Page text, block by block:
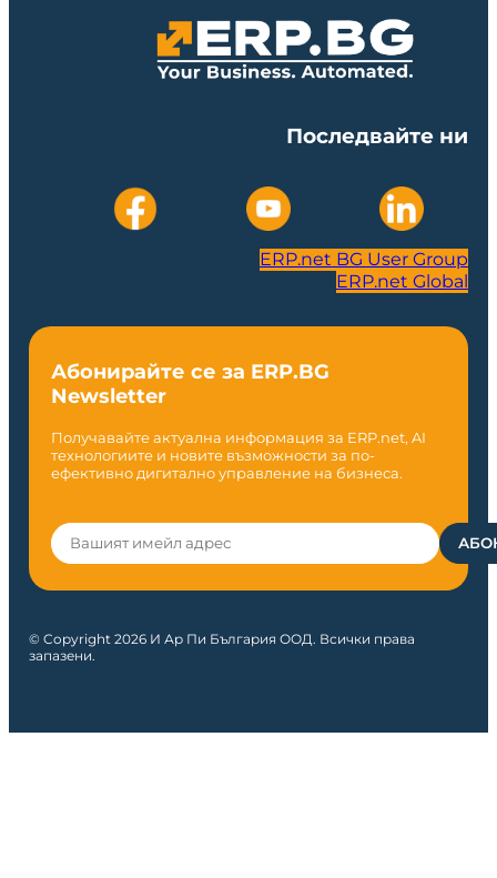
Последвайте ни
ERP.net BG User Group
ERP.net Global
Абонирайте се за ERP.BG
Newsletter
Получавайте актуална информация за ERP.net, AI
технологиите и новите възможности за по-
ефективно дигитално управление на бизнеса.
© Copyright 2026 И Ар Пи България ООД. Всички права
запазени.